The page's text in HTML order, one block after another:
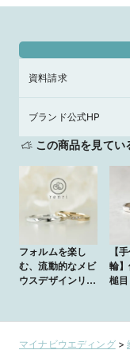
資料請求
ブランド公式HP
この商品を見てい
フォルムを楽し
む、流動的なメビ
ウスデザインリン
【
輪
槌
マイナビウエディング>